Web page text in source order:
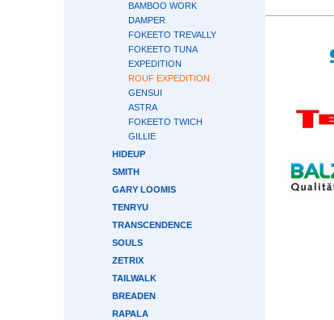
BAMBOO WORK
DAMPER
FOKEETO TREVALLY
FOKEETO TUNA
EXPEDITION
ROUF EXPEDITION
GENSUI
ASTRA
FOKEETO TWICH
GILLIE
HIDEUP
SMITH
GARY LOOMIS
TENRYU
TRANSCENDENCE
SOULS
ZETRIX
TAILWALK
BREADEN
RAPALA